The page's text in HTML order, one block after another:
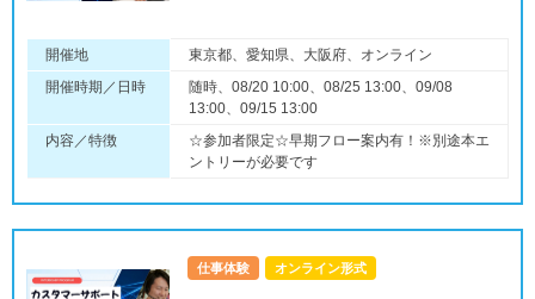
開催地
東京都、愛知県、大阪府、オンライン
開催時期／日時
随時、08/20 10:00、08/25 13:00、09/08
13:00、09/15 13:00
内容／特徴
☆参加者限定☆早期フロー案内有！※別途本エ
ントリーが必要です
仕事体験 オンライン形式